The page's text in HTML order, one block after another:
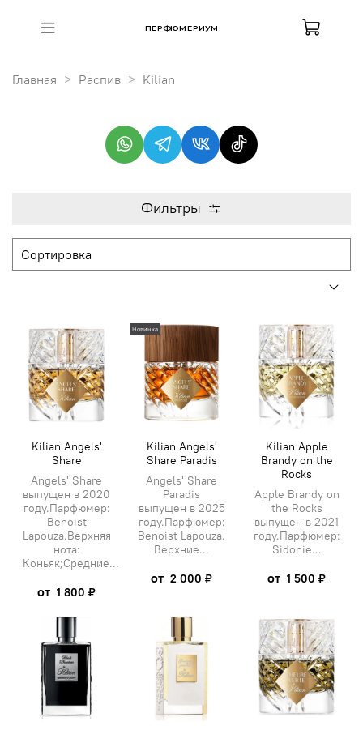
ПЕРФЮМЕРИУМ
Главная Распив Kilian
Фильтры
Kilian Angels'
Share
Angels' Share
выпущен в 2020
году.Парфюмер:
Benoist
Lapouza.Верхняя
нота:
Коньяк;Средние...
от 1 800 ₽
Новинка
Kilian Angels'
Share Paradis
Angels' Share
Paradis
выпущен в 2025
году.Парфюмер:
Benoist Lapouza.
Верхние...
от 2 000 ₽
Kilian Apple
Brandy on the
Rocks
Apple Brandy on
the Rocks
выпущен в 2021
году.Парфюмер:
Sidonie...
от 1 500 ₽